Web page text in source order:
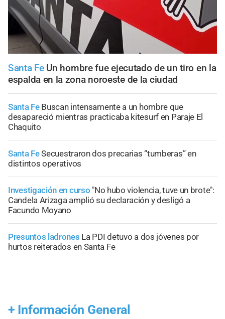
Santa Fe Un hombre fue ejecutado de un tiro en la
espalda en la zona noroeste de la ciudad
Santa Fe Buscan intensamente a un hombre que
desapareció mientras practicaba kitesurf en Paraje El
Chaquito
Santa FeSecuestraron dos precarias “tumberas” en
distintos operativos
Investigación en curso "No hubo violencia, tuve un brote":
Candela Arizaga amplió su declaración y desligó a
Facundo Moyano
Presuntos ladrones La PDI detuvo a dos jóvenes por
hurtos reiterados en Santa Fe
+ Información General